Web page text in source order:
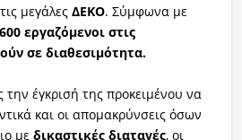
μεγάλες ΔΕΚΟ. Σύμφωνα με
600 εργαζόμενοι στις
σε διαθεσιμότητα.
έγκρισή της προκειμένου να
και οι απομακρύνσεις όσων
με δικαστικές διαταγές, οι